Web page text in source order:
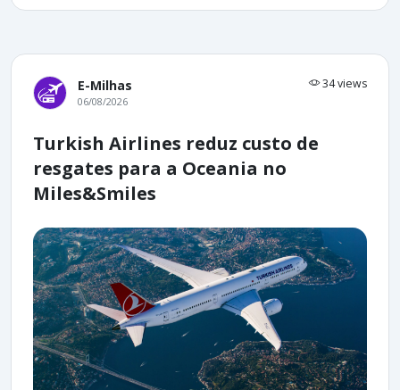
E-Milhas 34 views
06/08/2026
Turkish Airlines reduz custo de
resgates para a Oceania no
Miles&Smiles